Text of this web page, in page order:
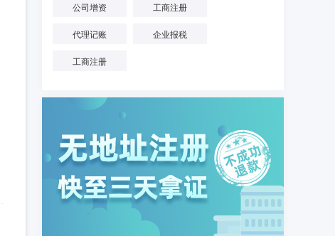
公司增资 工商注册
代理记账 企业报税
工商注册